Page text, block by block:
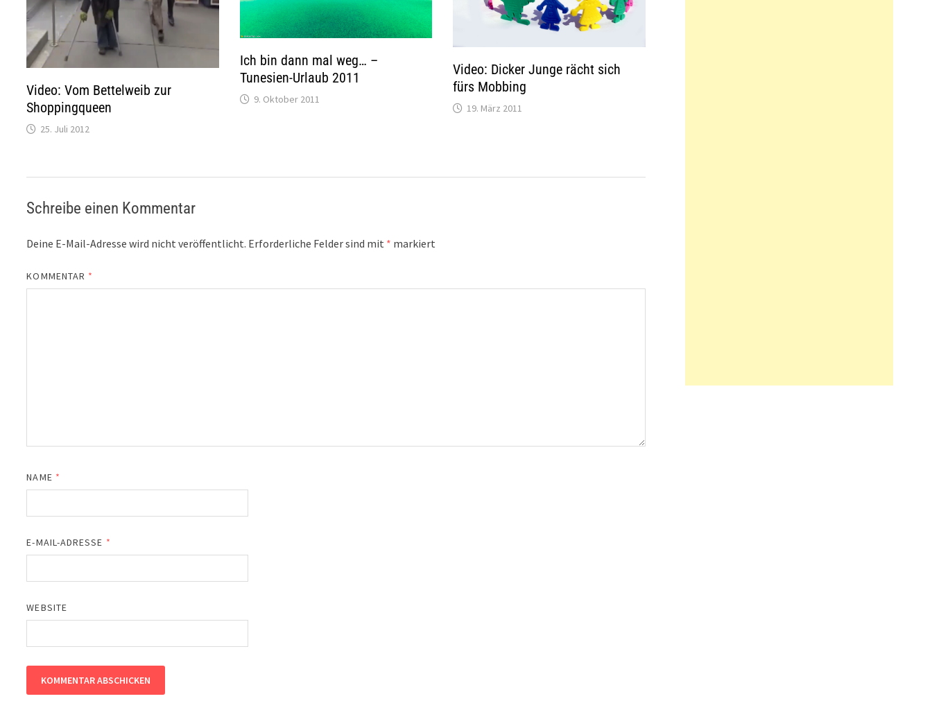
Video: Vom Bettelweib zur
Shoppingqueen
25. Juli 2012
Ich bin dann mal weg… –
Tunesien-Urlaub 2011
9. Oktober 2011
Video: Dicker Junge rächt sich
fürs Mobbing
19. März 2011
Schreibe einen Kommentar
Deine E-Mail-Adresse wird nicht veröffentlicht. Erforderliche Felder sind mit * markiert
KOMMENTAR *
NAME *
E-MAIL-ADRESSE *
WEBSITE